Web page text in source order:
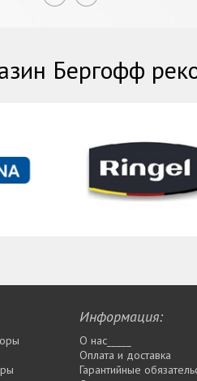
Бергофф
Информация:
О нас_____
Оплата и доставка
Гарантийные